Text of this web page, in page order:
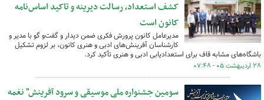
کشف استعداد، رسالت دیرینه و تاکید اساس‌نامه
کانون است
مدیرعامل کانون پرورش فکری ضمن دیدار و گفت‌و گو با مدیر و
کارشناسان آفرینش‌های ادبی و هنری کانون، بر لزوم تشکیل
باشگاه‌های مشابه قاف برای استعدادیابی ادبی و هنری تأکید کرد.
۲۸ اردیبهشت ۰۵ - ۰۷:۴۸
سومین جشنواره ملی موسیقی و سرود آفرینش" نغمه